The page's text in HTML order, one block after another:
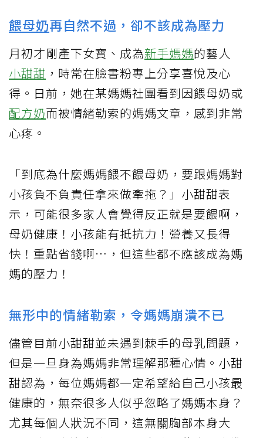
餵母奶再自然不過，卻不該成為壓力
月初才剛產下女寶、成為新手媽媽的藝人
小甜甜 ，時常在臉書粉專上分享喜悅及心
得。日前，她在某媽媽社團看到因餵母奶或
配方奶而被情緒勒索的媽媽文章，感到非常
心疼。
「到底為什麼媽媽餵不餵母奶，要跟媽媽對
小孩負不負責任拿來做牽拖？」小甜甜表
示，可能很多家人會覺得反正就是要餵啊，
母奶健康！小孩能有抵抗力！營養又長得
快！重點省錢啊…，但這些都不應該成為媽
媽的壓力！
無形中的情緒勒索，令媽媽崩潰不已
儘管目前小甜甜並未遇到棘手的母乳問題，
但是一旦身為媽媽非常理解那種心情。小甜
甜認為，每位媽媽都一定希望給自己小孩最
健康的，無奈很多人似乎忽略了媽媽本身？
尤其每個人狀況不同，這無關胸部本身大